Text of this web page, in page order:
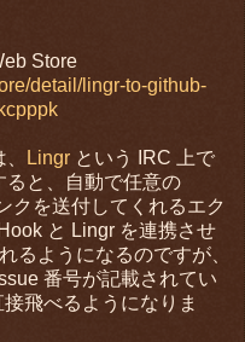
Store
detail/lingr-to-github-
Lingr という IRC 上で
ると、自動で任意の
クを送付してくれるエク
と Lingr を連携させ
るようになるのですが、
番号が記載されてい
飛べるようになりま